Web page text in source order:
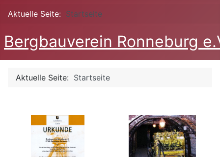
Aktuelle Seite: Startseite
Bergbauverein Ronneburg
Aktuelle Seite: Startseite